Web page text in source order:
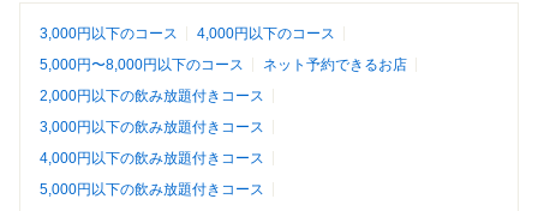
3,000円以下のコース
4,000円以下のコース
5,000円〜8,000円以下のコース
ネット予約できるお店
2,000円以下の飲み放題付きコース
3,000円以下の飲み放題付きコース
4,000円以下の飲み放題付きコース
5,000円以下の飲み放題付きコース